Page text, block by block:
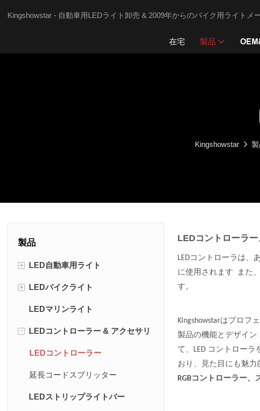
Kingshowstar - 自動車用LEDライト卸売 & 2009年からのバイク用ライトメー
在宅 製品
Kingshowstar
製品
+ LED自動車用ライト
LEDファングライト
LEDロックライト
LEDホイールライト
LEDホイップライト
LEDトラックライト
LEDカーヘッドライト
+ LEDバイクライト
バイクのテールライト
LEDバイクヘッドライト
LEDバイクナンバープレートラ
LEDマリンライト
- LEDコントローラー & アクセサリ
LEDコントローラー
延長コードスプリッター
LEDストリップライトバー
LEDコントローラ
LEDコントローラは、
に使用されます また
す。
Kingshowstarはプロフ
製品の機能とデザイン
て、LED コントロー
おり、見た目にも魅力
RGBコントローラー